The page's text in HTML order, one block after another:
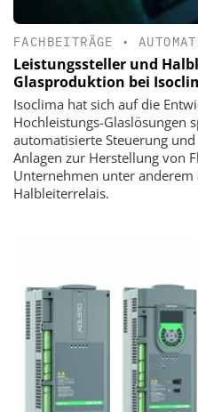
FACHBEITRÄGE •
Leistungssteller und
Glasproduktion bei
Isoclima hat sich auf die
Hochleistungs-Glaslösungen
automatisierte Steuerung
Anlagen zur Herstellung von
Unternehmen unter
Halbleiterrelais.